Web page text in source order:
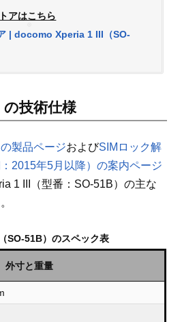
アはこちら
| docomo Xperia 1 III（SO-
の技術仕様
製品ページおよびSIMロック解
2015年5月以降）の案内ページ
1 III（型番：SO-51B）の主な
SO-51B）のスペック表
外寸と重量